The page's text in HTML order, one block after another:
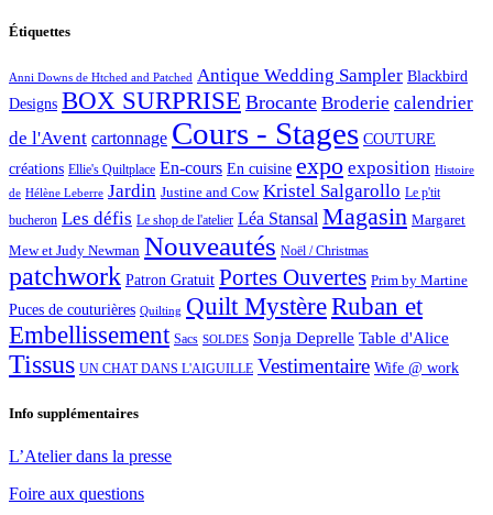
Étiquettes
Anni Downs de Htched and Patched Antique Wedding Sampler Blackbird
Designs BOX SURPRISE Brocante Broderie calendrier
de l'Avent cartonnage Cours - Stages COUTURE
créations Ellie's Quiltplace En-cours En cuisine expo exposition Histoire
de Hélène Leberre Jardin Justine and Cow Kristel Salgarollo Le p'tit
bucheron Les défis Le shop de l'atelier Léa Stansal Magasin Margaret
Mew et Judy Newman Nouveautés Noël / Christmas
patchwork Patron Gratuit Portes Ouvertes Prim by Martine
Puces de couturières Quilting Quilt MystèreRuban et
Embellissement Sacs SOLDES Sonja Deprelle Table d'Alice
Tissus UN CHAT DANS L'AIGUILLE Vestimentaire Wife @ work
Info supplémentaires
L’Atelier dans la presse
Foire aux questions